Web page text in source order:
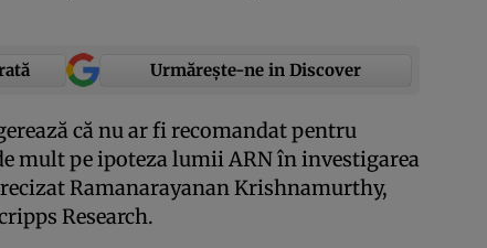
Urmărește-ne in Discover
că nu ar fi recomandat pentru
mult pe ipoteza lumii ARN în investigarea
Ramanarayanan Krishnamurthy,
Research.